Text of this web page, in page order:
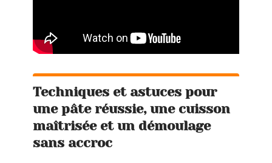
Techniques et astuces pour
une pâte réussie, une cuisson
maîtrisée et un démoulage
sans accroc